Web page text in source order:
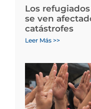
Los
se ven
catástrofes
Leer Más >>